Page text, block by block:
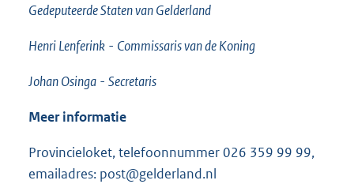
Gedeputeerde Staten van Gelderland
Henri Lenferink - Commissaris van de Koning
Johan Osinga - Secretaris
Meer informatie
Provincieloket, telefoonnummer 026 359 99 99,
emailadres: post@gelderland.nl